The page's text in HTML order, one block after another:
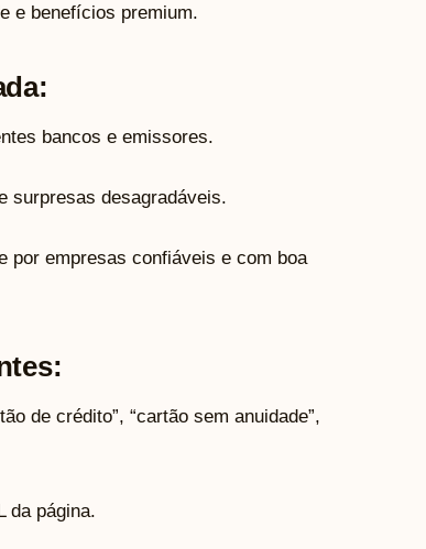
e benefícios premium.
bancos e emissores.
surpresas desagradáveis.
por empresas confiáveis e com boa
de crédito”, “cartão sem anuidade”,
da página.